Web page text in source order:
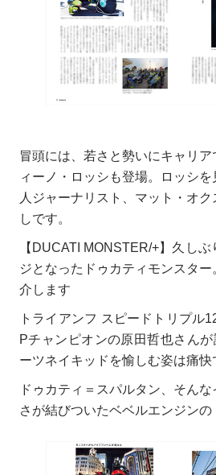
冒頭には、若さと勢いにキャリ
ィーノ・ロッシも登場。ロッシ
人ジャーナリスト、マット・オ
しです。
【DUCATI MONSTER/+】久し
ジとなったドゥカティモンスタ
介します
トライアンフ スピードトリプル
Pチャンピオンの原田哲也さん
ーツネイキッドを愉しむ姿は痛快
ドゥカティ＝スパルタン、そん
さが結びついたベベルエンジンの